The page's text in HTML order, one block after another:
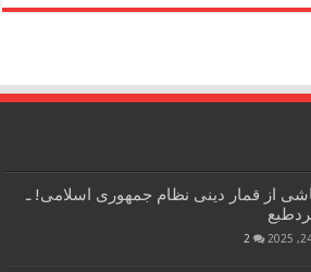
از قمار دینی نظام جمهوری اسلامی! ـ
2